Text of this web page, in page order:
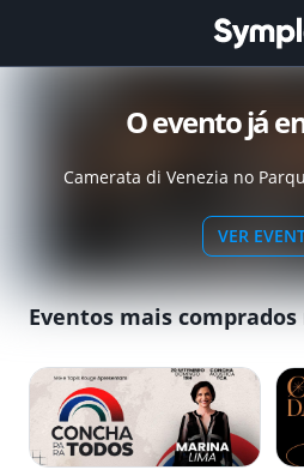
O evento já
Camerata di Venezia no
VER
Eventos mais